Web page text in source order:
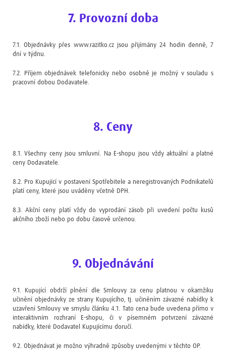
7. Provozní doba
7.1. Objednávky přes www.razitko.cz jsou přijímány 24 hodin denně, 7
dní v týdnu.
7.2. Příjem objednávek telefonicky nebo osobně je možný v souladu s
pracovní dobou Dodavatele.
8. Ceny
8.1. Všechny ceny jsou smluvní. Na E-shopu jsou vždy aktuální a platné
ceny Dodavatele.
8.2. Pro Kupující v postavení Spotřebitele a neregistrovaných Podnikatelů
platí ceny, které jsou uváděny včetně DPH.
8.3. Akční ceny platí vždy do vyprodání zásob při uvedení počtu kusů
akčního zboží nebo po dobu časově určenou.
9. Objednávání
9.1. Kupující obdrží plnění dle Smlouvy za cenu platnou v okamžiku
učinění objednávky ze strany Kupujícího, tj. učiněním závazné nabídky k
uzavření Smlouvy ve smyslu článku 4.1. Tato cena bude uvedena přímo v
interaktivním rozhraní E-shopu, či v písemném potvrzení závazné
nabídky, které Dodavatel Kupujícímu doručí.
9.2. Objednávat je možno výhradně způsoby uvedenými v těchto OP.